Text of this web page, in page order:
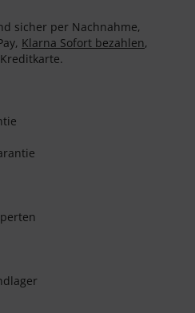
sicher per Nachnahme,
Klarna Sofort bezahlen,